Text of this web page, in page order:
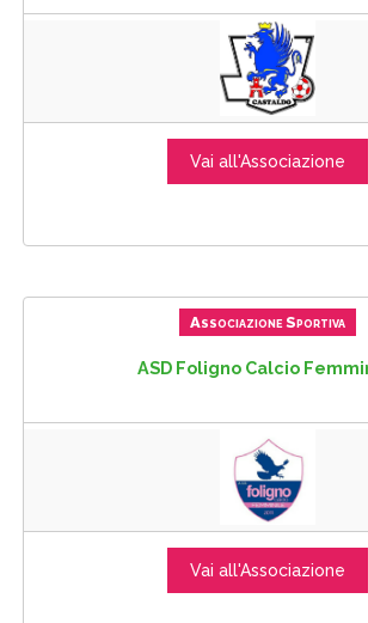
Vai all'Associazione
Associazione Sportiva
ASD Foligno Calcio
Vai all'Associazione